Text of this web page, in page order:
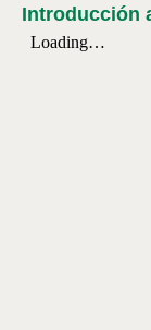
Introducción